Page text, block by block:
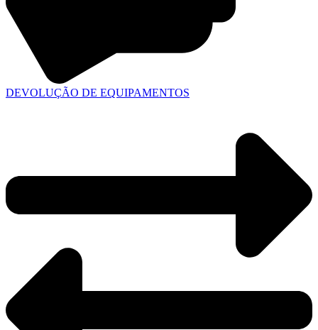
DEVOLUÇÃO DE EQUIPAMENTOS